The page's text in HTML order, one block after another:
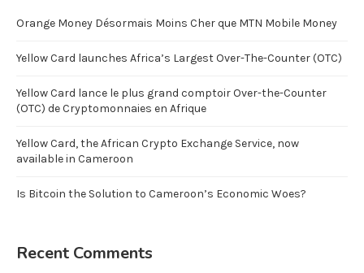
Orange Money Désormais Moins Cher que MTN Mobile Money
Yellow Card launches Africa’s Largest Over-The-Counter (OTC)
Yellow Card lance le plus grand comptoir Over-the-Counter
(OTC) de Cryptomonnaies en Afrique
Yellow Card, the African Crypto Exchange Service, now
available in Cameroon
Is Bitcoin the Solution to Cameroon’s Economic Woes?
Recent Comments